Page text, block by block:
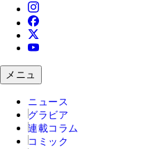
メニュ
ニュース
グラビア
連載コラム
コミック